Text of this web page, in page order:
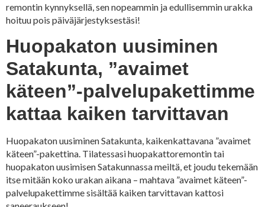
remontin kynnyksellä, sen nopeammin ja edullisemmin urakka
hoituu pois päiväjärjestyksestäsi!
Huopakaton uusiminen
Satakunta, ”avaimet
käteen”-palvelupakettimme
kattaa kaiken tarvittavan
Huopakaton uusiminen Satakunta, kaikenkattavana ”avaimet
käteen”-pakettina. Tilatessasi huopakattoremontin tai
huopakaton uusimisen Satakunnassa meiltä, et joudu tekemään
itse mitään koko urakan aikana – mahtava ”avaimet käteen”-
palvelupakettimme sisältää kaiken tarvittavan kattosi